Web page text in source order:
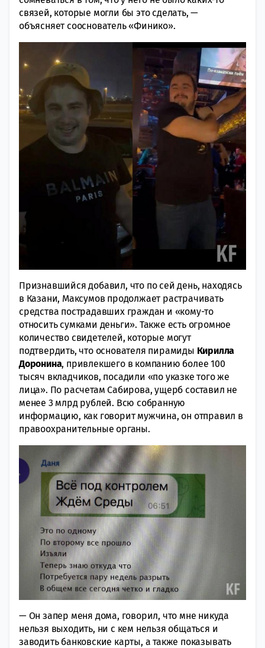
связей, которые могли бы это сделать, —
объясняет сооснователь «Финико».
Признавшийся добавил, что по сей день, находясь
в Казани, Максумов продолжает растрачивать
средства пострадавших граждан и «кому-то
относить сумками деньги». Также есть огромное
количество свидетелей, которые могут
подтвердить, что основателя пирамиды Кирилла
Доронина, привлекшего в компанию более 100
тысяч вкладчиков, посадили «по указке того же
лица». По расчетам Сабирова, ущерб составил не
менее 3 млрд рублей. Всю собранную
информацию, как говорит мужчина, он отправил в
правоохранительные органы.
— Он запер меня дома, говорил, что мне никуда
нельзя выходить, ни с кем нельзя общаться и
заводить банковские карты, а также показывать